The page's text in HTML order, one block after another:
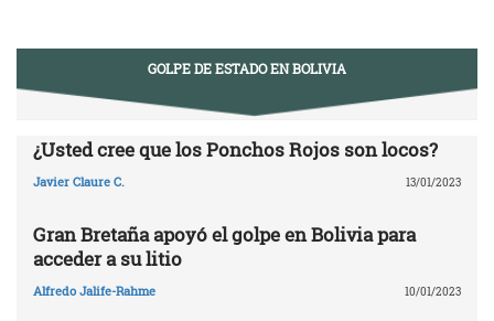
GOLPE DE ESTADO EN BOLIVIA
¿Usted cree que los Ponchos Rojos son locos?
Javier Claure C. 13/01/2023
Gran Bretaña apoyó el golpe en Bolivia para
acceder a su litio
Alfredo Jalife-Rahme 10/01/2023